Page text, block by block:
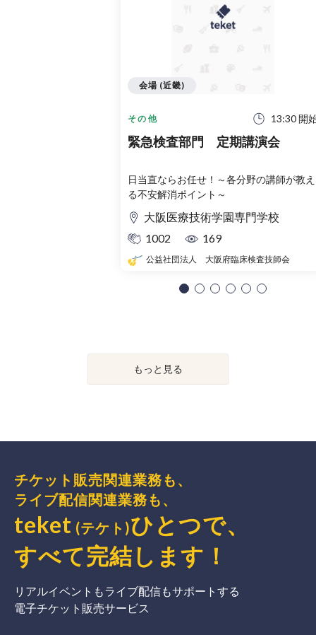
その他 13:30 開
緊急検査部門 定期講演会
日当直ならお任せ！～各分野の講師が教え
る不安解消ポイント～
大阪医療技術学園専門学校
1002
169
公益社団法人 大阪府臨床検査技師会
会場 (近畿)
もっと見る
チケット販売関連業務も、
ライブ配信関連業務も、
teket (テケト)ひとつで、
すべて完結 します ！
リアルイベントもライブ配信もサポートする
電子チケット販売サービス